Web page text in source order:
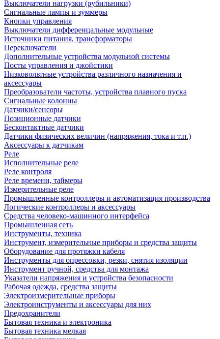
Выключатели нагрузки (рубильники)
Сигнальные лампы и зуммеры
Кнопки управления
Выключатели дифференцальные модульные
Источники питания, трансформаторы
Переключатели
Дополнительные устройства модульной системы
Посты управления и джойстики
Низковольтные устройства различного назначения и
аксессуары
Преобразователи частоты, устройства плавного пуска
Сигнальные колонны
Датчики/сенсоры
Позиционные датчики
Бесконтактные датчики
Датчики физических величин (напряжения, тока и т.п.)
Аксессуары к датчикам
Реле
Исполнительные реле
Реле контроля
Реле времени, таймеры
Измерительные реле
Промышленные контроллеры и автоматизация производства
Логические контроллеры и аксессуары
Средства человеко-машинного интерфейса
Промышленная сеть
Инструменты, техника
Инструмент, измерительные приборы и средства защиты
Оборудование для протяжки кабеля
Инструменты для опрессовки, резки, снятия изоляции
Инструмент ручной, средства для монтажа
Указатели напряжения и устройства безопасности
Рабочая одежда, средства защиты
Электроизмерительные приборы
Электроинструменты и аксессуары для них
Предохранители
Бытовая техника и электроника
Бытовая техника мелкая